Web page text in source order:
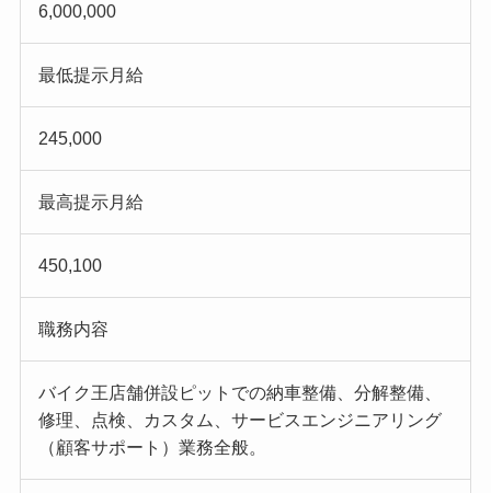
6,000,000
最低提示月給
245,000
最高提示月給
450,100
職務内容
バイク王店舗併設ピットでの納車整備、分解整備、
修理、点検、カスタム、サービスエンジニアリング
（顧客サポート）業務全般。